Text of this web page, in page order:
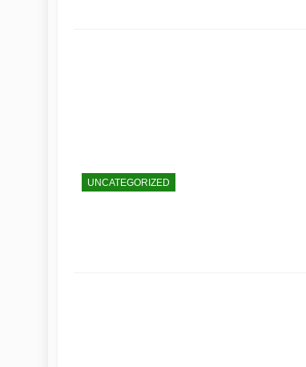
UNCATEGORIZED